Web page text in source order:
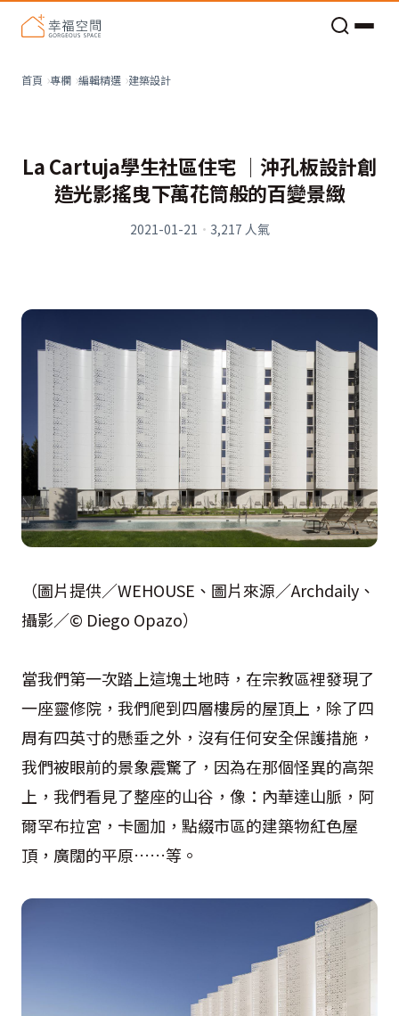
首頁 專欄 編輯精選 建築設計
La Cartuja學生社區住宅 │沖孔板設計創
造光影搖曳下萬花筒般的百變景緻
2021-01-21 · 3,217 人氣
（圖片提供／WEHOUSE、圖片來源／Archdaily、
攝影／© Diego Opazo）
當我們第一次踏上這塊土地時，在宗教區裡發現了
一座靈修院，我們爬到四層樓房的屋頂上，除了四
周有四英寸的懸垂之外，沒有任何安全保護措施，
我們被眼前的景象震驚了，因為在那個怪異的高架
上，我們看見了整座的山谷，像：內華達山脈，阿
爾罕布拉宮，卡圖加，點綴市區的建築物紅色屋
頂，廣闊的平原……等。